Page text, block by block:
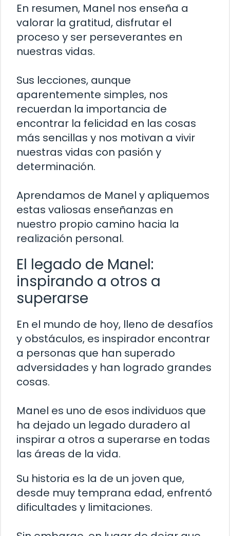
En resumen, Manel nos enseña a
valorar la gratitud, disfrutar el
proceso y ser perseverantes en
nuestras vidas.
Sus lecciones, aunque
aparentemente simples, nos
recuerdan la importancia de
encontrar la felicidad en las cosas
más sencillas y nos motivan a vivir
nuestras vidas con pasión y
determinación.
Aprendamos de Manel y apliquemos
estas valiosas enseñanzas en
nuestro propio camino hacia la
realización personal.
El legado de Manel:
inspirando a otros a
superarse
En el mundo de hoy, lleno de desafíos
y obstáculos, es inspirador encontrar
a personas que han superado
adversidades y han logrado grandes
cosas.
Manel es uno de esos individuos que
ha dejado un legado duradero al
inspirar a otros a superarse en todas
las áreas de la vida.
Su historia es la de un joven que,
desde muy temprana edad, enfrentó
dificultades y limitaciones.